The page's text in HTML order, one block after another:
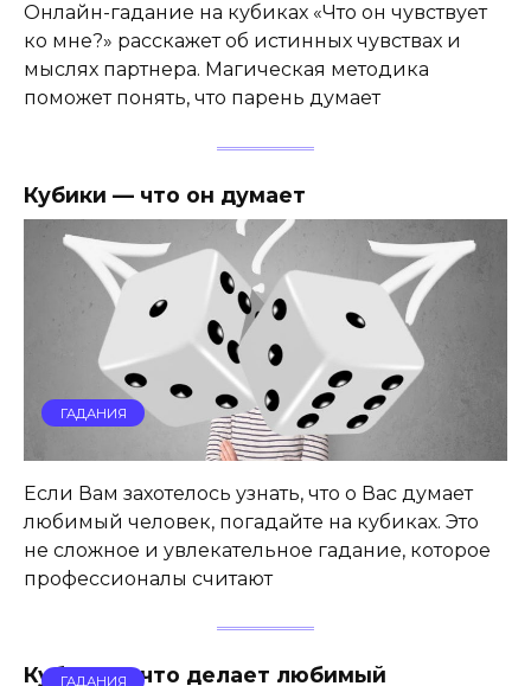
Онлайн-гадание на кубиках «Что он чувствует
ко мне?» расскажет об истинных чувствах и
мыслях партнера. Магическая методика
поможет понять, что парень думает
Кубики — что он думает
ГАДАНИЯ
Если Вам захотелось узнать, что о Вас думает
любимый человек, погадайте на кубиках. Это
не сложное и увлекательное гадание, которое
профессионалы считают
Кубики — что делает любимый
ГАДАНИЯ